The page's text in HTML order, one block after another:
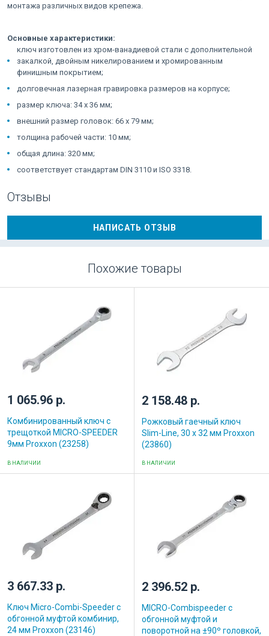
монтажа различных видов крепежа.
Основные характеристики:
ключ изготовлен из хром-ванадиевой стали с дополнительной
закалкой, двойным никелированием и хромированным
финишным покрытием;
долговечная лазерная гравировка размеров на корпусе;
размер ключа: 34 x 36 мм;
внешний размер головок: 66 x 79 мм;
толщина рабочей части: 10 мм;
общая длина: 320 мм;
соответствует стандартам DIN 3110 и ISO 3318.
Отзывы
НАПИСАТЬ ОТЗЫВ
Похожие товары
1 065.96 р.
Комбинированный ключ с
трещоткой MICRO-SPEEDER
9мм Proxxon (23258)
В НАЛИЧИИ
2 158.48 р.
Рожковый гаечный ключ
Slim-Line, 30 x 32 мм Proxxon
(23860)
В НАЛИЧИИ
3 667.33 р.
Ключ Micro-Combi-Speeder с
обгонной муфтой комбинир,
24 мм Proxxon (23146)
2 396.52 р.
MICRO-Combispeeder с
обгонной муфтой и
поворотной на ±90º головкой,